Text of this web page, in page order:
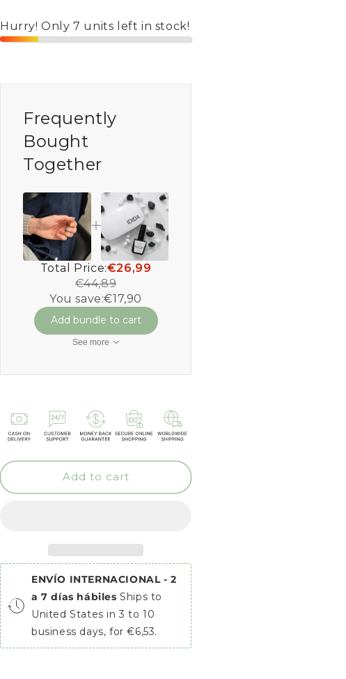
n
Hurry! Only 7 units left in stock!
Frequently
Bought
Together
Total Price:€26,99
€44,89
You save:€17,90
Add bundle to cart
See more
Add to cart
ENVÍO INTERNACIONAL - 2
a 7 días hábilesShips to
United States in 3 to 10
business days, for €6,53.